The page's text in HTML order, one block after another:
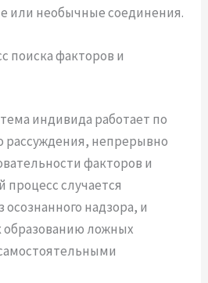
или необычные соединения.
поиска факторов и
индивида работает по
рассуждения, непрерывно
факторов и
процесс случается
надзора, и
образованию ложных